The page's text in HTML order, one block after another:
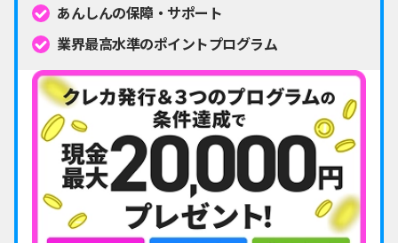
あんしんの保障・サポート
業界最高水準のポイントプログラム